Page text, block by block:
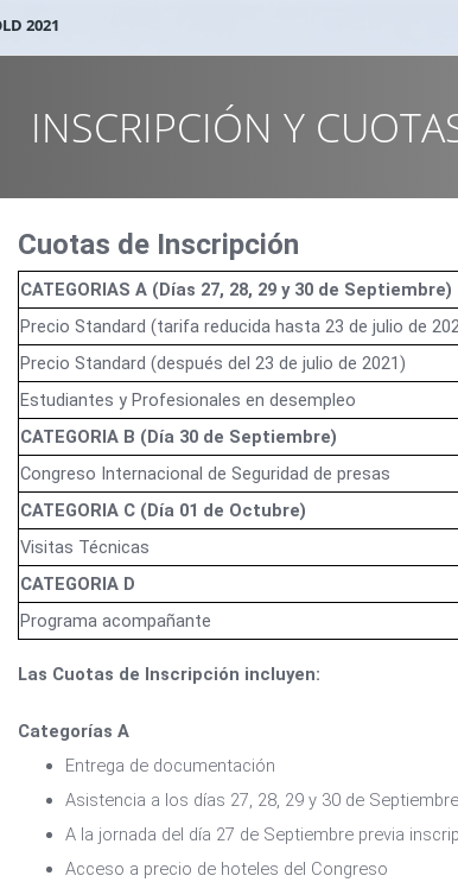
2021
INSCRIPCIÓN Y
Cuotas de Inscripción
CATEGORIAS A (Días 27, 28, 29 y 30 de Septiembre)
Precio Standard (tarifa reducida hasta 23 de julio de
Precio Standard (después del 23 de julio de 2021)
Estudiantes y Profesionales en desempleo
CATEGORIA B (Día 30 de Septiembre)
Congreso Internacional de Seguridad de presas
CATEGORIA C (Día 01 de Octubre)
Visitas Técnicas
CATEGORIA D
Programa acompañante
Las Cuotas de Inscripción incluyen:
Categorías A
Entrega de documentación
Asistencia a los días 27, 28, 29 y 30 de
A la jornada del día 27 de Septiembre previa
Acceso a precio de hoteles del Congreso